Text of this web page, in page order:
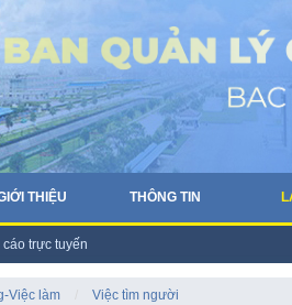
THIỆU THÔNG TIN
cáo trực tuyến
Việc làm Việc tìm người